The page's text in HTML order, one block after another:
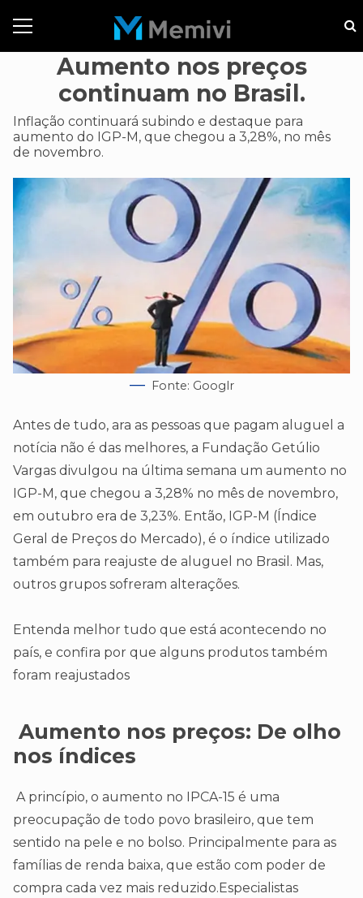
Aumento nos preços
continuam no Brasil.
Inflação continuará subindo e destaque para
aumento do IGP-M, que chegou a 3,28%, no mês
de novembro.
Fonte: Googlr
Antes de tudo, ara as pessoas que pagam aluguel a
notícia não é das melhores, a Fundação Getúlio
Vargas divulgou na última semana um aumento no
IGP-M, que chegou a 3,28% no mês de novembro,
em outubro era de 3,23%. Então, IGP-M (Índice
Geral de Preços do Mercado), é o índice utilizado
também para reajuste de aluguel no Brasil. Mas,
outros grupos sofreram alterações.
Entenda melhor tudo que está acontecendo no
país, e confira por que alguns produtos também
foram reajustados
Aumento nos preços: De olho
nos índices
A princípio, o aumento no IPCA-15 é uma
preocupação de todo povo brasileiro, que tem
sentido na pele e no bolso. Principalmente para as
famílias de renda baixa, que estão com poder de
compra cada vez mais reduzido.Especialistas